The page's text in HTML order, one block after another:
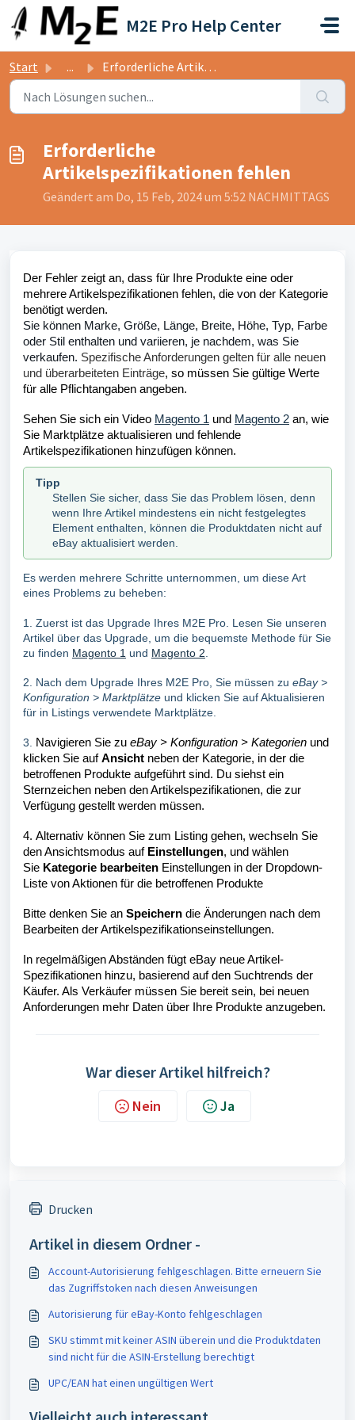
Zum hauptsächlichen Inhalt gehen
M2E Pro Help Center
Start ... Erforderliche Artikelspezifikationen fehlen
Erforderliche
Artikelspezifikationen fehlen
Geändert am Do, 15 Feb, 2024 um 5:52 NACHMITTAGS
Der Fehler zeigt an, dass für Ihre Produkte eine oder
mehrere Artikelspezifikationen fehlen, die von der Kategorie
benötigt werden.
Sie können Marke, Größe, Länge, Breite, Höhe, Typ, Farbe
oder Stil enthalten und variieren, je nachdem, was Sie
verkaufen. Spezifische Anforderungen gelten für alle neuen
und überarbeiteten Einträge, so müssen Sie gültige Werte
für alle Pflichtangaben angeben.
Sehen Sie sich ein Video Magento 1 und Magento 2 an, wie
Sie Marktplätze aktualisieren und fehlende
Artikelspezifikationen hinzufügen können.
Tipp
Stellen Sie sicher, dass Sie das Problem lösen, denn
wenn Ihre Artikel mindestens ein nicht festgelegtes
Element enthalten, können die Produktdaten nicht auf
eBay aktualisiert werden.
Es werden mehrere Schritte unternommen, um diese Art
eines Problems zu beheben:
1. Zuerst ist das Upgrade Ihres M2E Pro. Lesen Sie unseren
Artikel über das Upgrade, um die bequemste Methode für Sie
zu finden Magento 1 und Magento 2
2. Nach dem Upgrade Ihres M2E Pro, Sie müssen zu eBay >
Konfiguration > Marktplätze und klicken Sie auf Aktualisieren
für in Listings verwendete Marktplätze.
3. Navigieren Sie zu eBay > Konfiguration > Kategorien und
klicken Sie aufAnsicht neben der Kategorie, in der die
betroffenen Produkte aufgeführt sind. Du siehst ein
Sternzeichen neben den Artikelspezifikationen, die zur
Verfügung gestellt werden müssen.
4. Alternativ können Sie zum Listing gehen, wechseln Sie
den Ansichtsmodus auf Einstellungen, und wählen
Sie Kategorie bearbeiten Einstellungen in der Dropdown-
Liste von Aktionen für die betroffenen Produkte
Bitte denken Sie an Speichern die Änderungen nach dem
Bearbeiten der Artikelspezifikationseinstellungen.
In regelmäßigen Abständen fügt eBay neue Artikel-
Spezifikationen hinzu, basierend auf den Suchtrends der
Käufer. Als Verkäufer müssen Sie bereit sein, bei neuen
Anforderungen mehr Daten über Ihre Produkte anzugeben.
War dieser Artikel hilfreich?
Nein Ja
Drucken
Artikel in diesem Ordner -
Account-Autorisierung fehlgeschlagen. Bitte erneuern Sie
das Zugriffstoken nach diesen Anweisungen
Autorisierung für eBay-Konto fehlgeschlagen
SKU stimmt mit keiner ASIN überein und die Produktdaten
sind nicht für die ASIN-Erstellung berechtigt
UPC/EAN hat einen ungültigen Wert